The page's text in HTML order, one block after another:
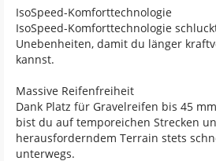
IsoSpeed-Komforttechnologie
IsoSpeed-Komforttechnologie
Unebenheiten, damit du länger
kannst.
Massive Reifenfreiheit
Dank Platz für Gravelreifen bis 45
bist du auf temporeichen Strecken
herausforderndem Terrain stets
unterwegs.